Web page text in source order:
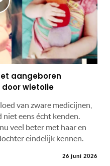
aangeboren
wietolie
van zware medicijnen,
eens écht kenden.
veel beter met haar en
eindelijk kennen.
26 juni 2026